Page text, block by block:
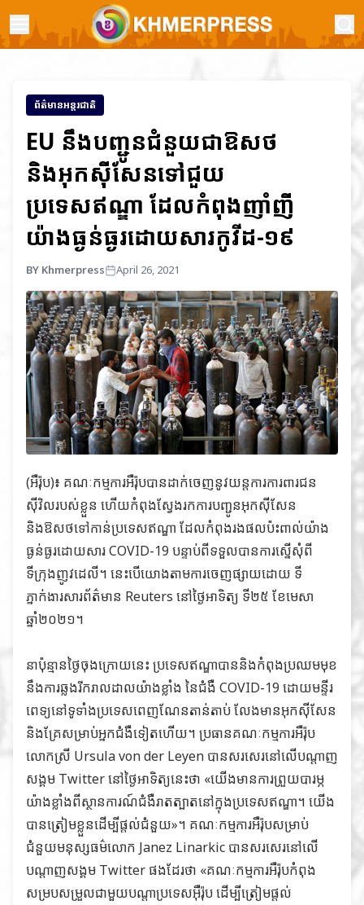
ព័ត៌មានអន្តរជាតិ
EU នឹងបញ្ជូនជំនួយជាឱសថ
និងអុកស៊ីសែនទៅជួយ
ប្រទេសឥណ្ឌា ដែលកំពុងញាំញី
យ៉ាងធ្ងន់ធ្ងរដោយសារកូវីដ-១៩
BY Khmerpress April 26, 2021
(អឺរ៉ុប)៖ គណៈកម្មការអឺរ៉ុបបានដាក់ចេញនូវយន្តការការពារជន
ស៊ីវិលរបស់ខ្លួន ហើយកំពុងស្វែងរកការបញ្ជូនអុកស៊ីសែន
និងឱសថទៅកាន់ប្រទេសឥណ្ឌា ដែលកំពុងរងផលប៉ះពាល់យ៉ាង
ធ្ងន់ធ្ងរដោយសារ COVID-19 បន្ទាប់ពីទទួលបានការស្នើសុំពី
ទីក្រុងញូវដេលី។ នេះបើយោងតាមការចេញផ្សាយដោយ ទី
ភ្នាក់ងារសារព័ត៌មាន Reuters នៅថ្ងៃអាទិត្យ ទី២៥ ខែមេសា
ឆ្នាំ២០២១។
​នាប៉ុន្មានថ្ងៃចុងក្រោយនេះ ប្រទេសឥណ្ឌាបាននិងកំពុងប្រឈមមុខ
នឹងការឆ្លងរីករាលដាលយ៉ាងខ្លាំង នៃជំងឺ COVID-19 ដោយមន្ទីរ
ពេទ្យនៅទូទាំងប្រទេសពេញណែនតាន់តាប់ លែងមានអុកស៊ីសែន
និងគ្រែសម្រាប់អ្នកជំងឺទៀតហើយ។ ប្រធានគណៈកម្មការអឺរ៉ុប
លោកស្រី Ursula von der Leyen បានសរសេរនៅលើបណ្តាញ
សង្គម Twitter នៅថ្ងៃអាទិត្យនេះថា «យើងមានការព្រួយបារម្ភ
យ៉ាងខ្លាំងពីស្ថានការណ៍ជំងឺរាតត្បាតនៅក្នុងប្រទេសឥណ្ឌា។ យើង
បានត្រៀមខ្លួនដើម្បីផ្តល់ជំនួយ»។ ​​​​​​​​​​​​​​​​​​​​​​​​​​​​​​​​​​​​​​​​​​​​​​​​​​​​​​​​​​​​​​​​​​​​​​​​​​​​​​​​​​​​​​​​​​​​​​​​​​​​​​​​​​​​​​​​​​​​​​​​​​​​​​​​​​​​​​​​​​​​​​​​​​​​​​​​​​​​​​​​​​​​​​​​​​​​​​​​​​​​​​​​​​​​​​​​​​​​​​​​​​​​​​​​​​​​​​​​​​​​​​​​​​​​​​​​​​​​​​​​​​​​​​​​​​​​​​​​​​​​​​​​​​​​​​​​​​​​​​​​​​​​​​​​​​​​​​​​​​​​គណៈកម្មការអឺរ៉ុបសម្រាប់
ជំនួយមនុស្សធម៌លោក Janez Linarkic បានសរសេរនៅលើ
បណ្តាញសង្គម Twitter ផងដែរថា «គណៈកម្មការអឺរ៉ុបកំពុង
សម្របសម្រួលជាមួយបណ្តាប្រទេសអ៊ឺរ៉ុប ដើម្បីត្រៀមផ្តល់